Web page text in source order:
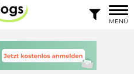

MENÜ